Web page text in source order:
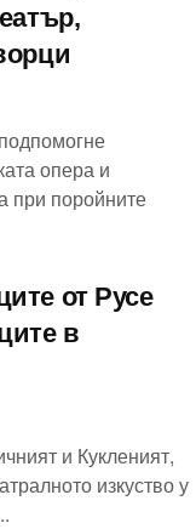
опера и
при поройните
от Русе
в
и Кукленият,
изкуство у